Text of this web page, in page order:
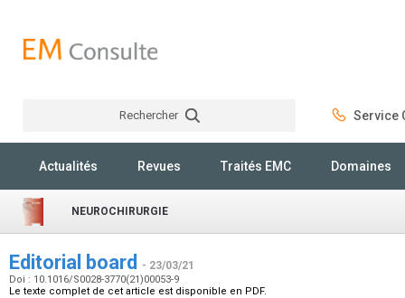
Rechercher Service
Actualités Revues Traités EMC Domaines
NEUROCHIRURGIE
Editorial board - 23/03/21
Doi : 10.1016/S0028-3770(21)00053-9
Le texte complet de cet article est disponible en PDF.